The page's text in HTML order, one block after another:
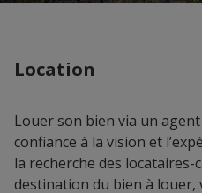
Location
Louer son bien via un
confiance à la vision et
la recherche des locataires-
destination du bien à louer,